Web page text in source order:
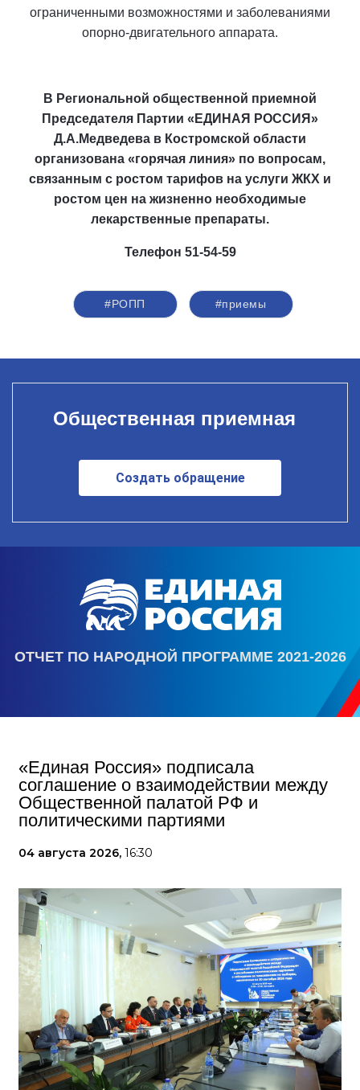
ограниченными возможностями и заболеваниями
опорно-двигательного аппарата.
В Региональной общественной приемной
Председателя Партии «ЕДИНАЯ РОССИЯ»
Д.А.Медведева в Костромской области
организована «горячая линия» по вопросам,
связанным с ростом тарифов на услуги ЖКХ и
ростом цен на жизненно необходимые
лекарственные препараты.
Телефон 51-54-59
#РОПП #приемы
Общественная приемная
Создать обращение
ОТЧЕТ ПО НАРОДНОЙ ПРОГРАММЕ 2021-2026
«Единая Россия» подписала
соглашение о взаимодействии между
Общественной палатой РФ и
политическими партиями
04 августа 2026, 16:30